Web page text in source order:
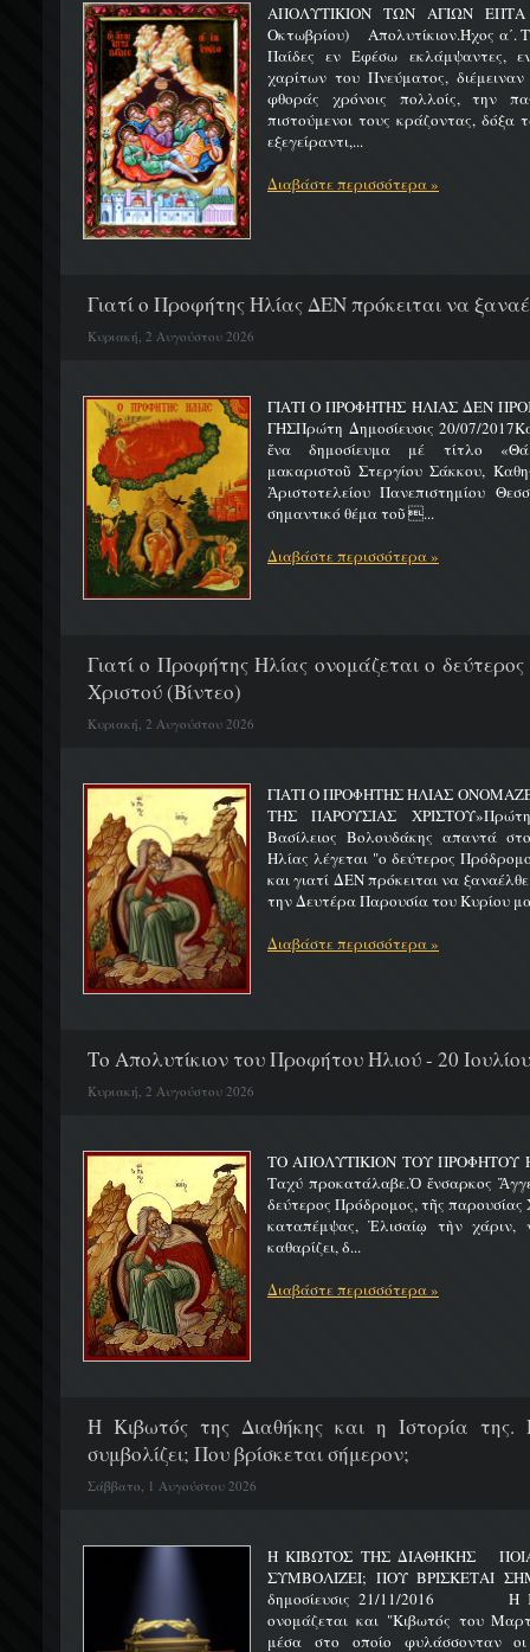
ΑΠΟΛΥΤΙΚΙΟΝ ΤΩΝ ΑΓΙΩΝ ΕΠΤΑ
Οκτωβρίου) Απολυτίκιον.Ήχος α΄.
Παίδες εν Εφέσω εκλάμψαντες,
χαρίτων του Πνεύματος,
φθοράς χρόνοις πολλοίς, την
πιστούμενοι τους κράζοντας,
εξεγείραντι,...
Διαβάστε περισσότερα »
Γιατί ο Προφήτης Ηλίας ΔΕΝ πρόκειται να
Κυριακή, 2 Αυγούστου 2026
ΓΙΑΤΙ Ο ΠΡΟΦΗΤΗΣ ΗΛΙΑΣ ΔΕΝ
ΓΗΣΠρώτη Δημοσίευσις 20/07/
ἕνα δημοσίευμα μέ τίτλο
μακαριστοῦ Στεργίου Σάκκου,
Ἀριστοτελείου Πανεπιστημίου
σημαντικό θέμα τοῦ ...
Διαβάστε περισσότερα »
Γιατί ο Προφήτης Ηλίας ονομάζεται ο
Χριστού (Βίντεο)
Κυριακή, 2 Αυγούστου 2026
ΓΙΑΤΙ Ο ΠΡΟΦΗΤΗΣ ΗΛΙΑΣ
ΤΗΣ ΠΑΡΟΥΣΙΑΣ
Βασίλειος Βολουδάκης απαντά
Ηλίας λέγεται "ο δεύτερος
και γιατί ΔΕΝ πρόκειται να
την Δευτέρα Παρουσία του Κυρίου
Διαβάστε περισσότερα »
Το Απολυτίκιον του Προφήτου Ηλιού - 20 Ιουλίου
Κυριακή, 2 Αυγούστου 2026
ΤΟ ΑΠΟΛΥΤΙΚΙΟΝ ΤΟΥ ΠΡΟΦΗΤΟΥ
Ταχύ προκατάλαβε.Ὁ ἔνσαρκος
δεύτερος Πρόδρομος, τῆς παρουσίας
καταπέμψας, Ἐλισαίῳ τὴν χάριν,
καθαρίζει, δ...
Διαβάστε περισσότερα »
H Κιβωτός της Διαθήκης και η Ιστορία της.
συμβολίζει; Που βρίσκεται σήμερον;
Σάββατο, 1 Αυγούστου 2026
Η ΚΙΒΩΤΟΣ ΤΗΣ ΔΙΑΘΗΚΗΣ
ΣΥΜΒΟΛΙΖΕΙ; ΠΟΥ
δημοσίευσις 21/11/2016 Η
ονομάζεται και "Κιβωτός του
μέσα στο οποίο φυλάσσονταν